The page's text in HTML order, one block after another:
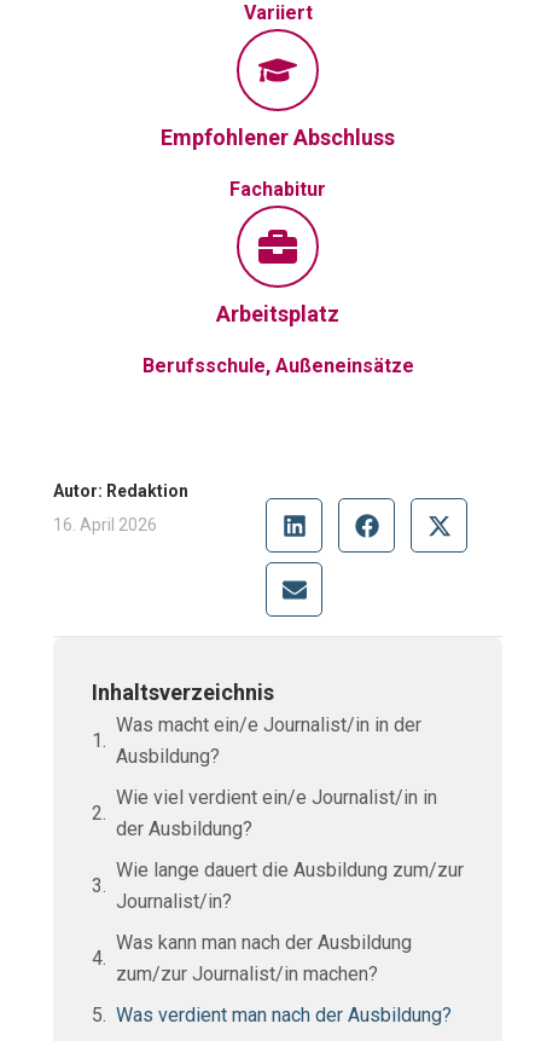
Variiert
Empfohlener Abschluss
Fachabitur
Arbeitsplatz
Berufsschule, Außeneinsätze
Autor: Redaktion
16. April 2026
Inhaltsverzeichnis
Was macht ein/e Journalist/in in der
Ausbildung?
Wie viel verdient ein/e Journalist/in in
der Ausbildung?
Wie lange dauert die Ausbildung zum/zur
Journalist/in?
Was kann man nach der Ausbildung
zum/zur Journalist/in machen?
Was verdient man nach der Ausbildung?